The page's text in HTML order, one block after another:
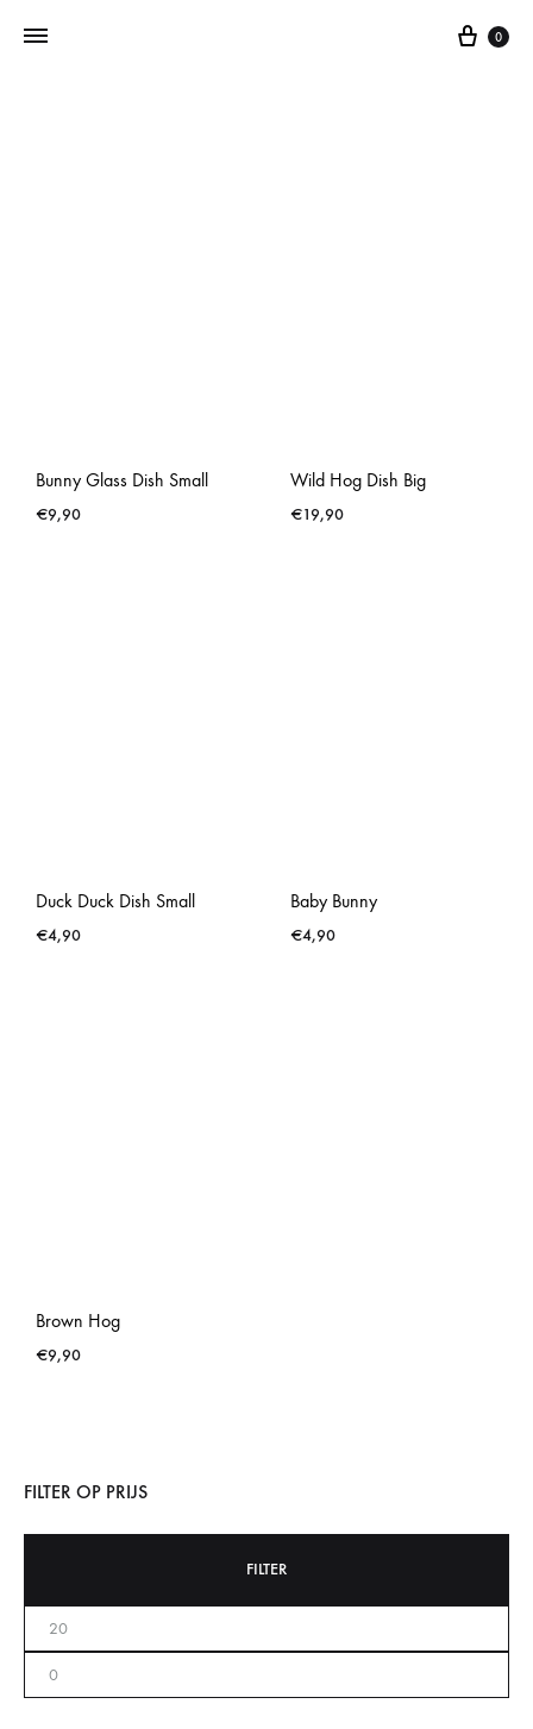
0
Bunny Glass Dish Small
€9,90
Wild Hog Dish Big
€19,90
Duck Duck Dish Small
€4,90
Baby Bunny
€4,90
Brown Hog
€9,90
FILTER OP PRIJS
FILTER